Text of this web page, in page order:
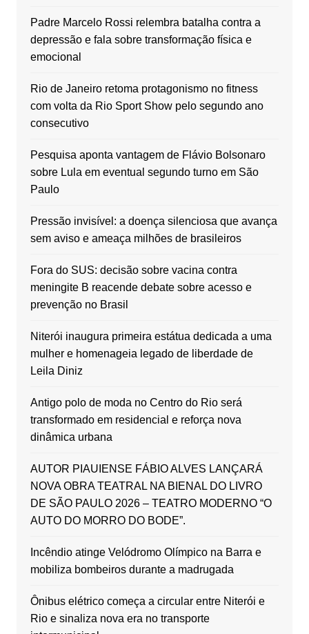
Padre Marcelo Rossi relembra batalha contra a
depressão e fala sobre transformação física e
emocional
Rio de Janeiro retoma protagonismo no fitness
com volta da Rio Sport Show pelo segundo ano
consecutivo
Pesquisa aponta vantagem de Flávio Bolsonaro
sobre Lula em eventual segundo turno em São
Paulo
Pressão invisível: a doença silenciosa que avança
sem aviso e ameaça milhões de brasileiros
Fora do SUS: decisão sobre vacina contra
meningite B reacende debate sobre acesso e
prevenção no Brasil
Niterói inaugura primeira estátua dedicada a uma
mulher e homenageia legado de liberdade de
Leila Diniz
Antigo polo de moda no Centro do Rio será
transformado em residencial e reforça nova
dinâmica urbana
AUTOR PIAUIENSE FÁBIO ALVES LANÇARÁ
NOVA OBRA TEATRAL NA BIENAL DO LIVRO
DE SÃO PAULO 2026 – TEATRO MODERNO “O
AUTO DO MORRO DO BODE”.
Incêndio atinge Velódromo Olímpico na Barra e
mobiliza bombeiros durante a madrugada
Ônibus elétrico começa a circular entre Niterói e
Rio e sinaliza nova era no transporte